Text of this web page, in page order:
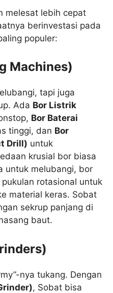
melesat lebih cepat
berinvestasi pada
populer:
Machines)
tapi juga
Ada Bor Listrik
Bor Baterai
tinggi, dan Bor
Drill) untuk
krusial bor biasa
untuk melubangi, bor
rotasional untuk
material keras. Sobat
sekrup panjang di
baut.
nya tukang. Dengan
, Sobat bisa